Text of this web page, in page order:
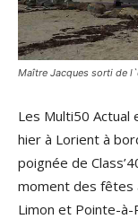
Maître Jacques sorti de
Les Multi50 Actual
hier à Lorient à
poignée de
moment des fêtes
Limon et Pointe-